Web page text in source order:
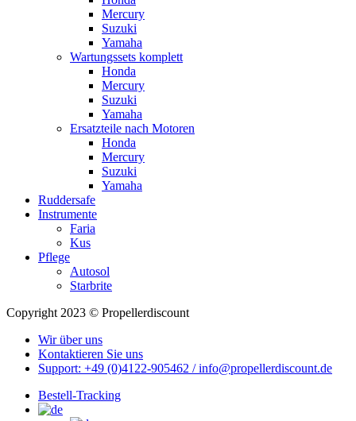
Mercury
Suzuki
Yamaha
Wartungssets komplett
Honda
Mercury
Suzuki
Yamaha
Ersatzteile nach Motoren
Honda
Mercury
Suzuki
Yamaha
Ruddersafe
Instrumente
Faria
Kus
Pflege
Autosol
Starbrite
Copyright 2023 © Propellerdiscount
Wir über uns
Kontaktieren Sie uns
Support: +49 (0)4122-905462 / info@propellerdiscount.de
Bestell-Tracking